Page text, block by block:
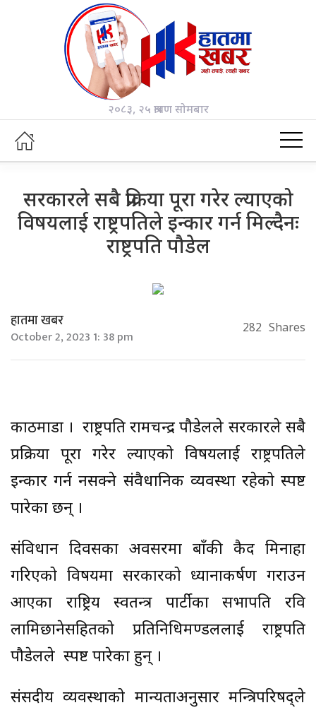
२०८३, २५ श्रावण सोमबार
सरकारले सबै प्रक्रिया पूरा गरेर ल्याएको
विषयलाई राष्ट्रपतिले इन्कार गर्न मिल्दैनः
राष्ट्रपति पौडेल
हातमा खबर
October 2, 2023 1: 38 pm 282 Shares
काठमाडौँ । राष्ट्रपति रामचन्द्र पौडेलले सरकारले सबै
प्रक्रिया पूरा गरेर ल्याएको विषयलाई राष्ट्रपतिले
इन्कार गर्न नसक्ने संवैधानिक व्यवस्था रहेको स्पष्ट
पारेका छन् ।
संविधान दिवसका अवसरमा बाँकी कैद मिनाहा
गरिएको विषयमा सरकारको ध्यानाकर्षण गराउन
आएका राष्ट्रिय स्वतन्त्र पार्टीका सभापति रवि
लामिछानेसहितको प्रतिनिधिमण्डललाई राष्ट्रपति
पौडेलले स्पष्ट पारेका हुन् ।
संसदीय व्यवस्थाको मान्यताअनुसार मन्त्रिपरिषद्ले